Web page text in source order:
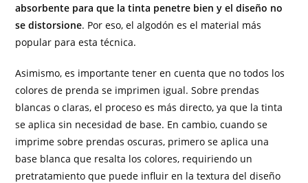
absorbente para que la tinta penetre bien y el diseño no
se distorsione. Por eso, el algodón es el material más
popular para esta técnica.
Asimismo, es importante tener en cuenta que no todos los
colores de prenda se imprimen igual. Sobre prendas
blancas o claras, el proceso es más directo, ya que la tinta
se aplica sin necesidad de base. En cambio, cuando se
imprime sobre prendas oscuras, primero se aplica una
base blanca que resalta los colores, requiriendo un
pretratamiento que puede influir en la textura del diseño